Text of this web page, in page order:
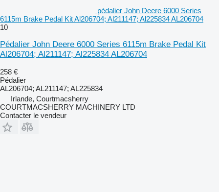
pédalier John Deere 6000 Series
6115m Brake Pedal Kit Al206704; Al211147; Al225834 AL206704
10
Pédalier John Deere 6000 Series 6115m Brake Pedal Kit
Al206704; Al211147; Al225834 AL206704
258 €
Pédalier
AL206704; AL211147; AL225834
Irlande, Courtmacsherry
COURTMACSHERRY MACHINERY LTD
Contacter le vendeur